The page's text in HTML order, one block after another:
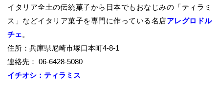
イタリア全土の伝統菓子から日本でもおなじみの「ティラミ
ス」などイタリア菓子を専門に作っている名店アレグロドル
チェ。
住所：兵庫県尼崎市塚口本町4-8-1
連絡先： 06-6428-5080
イチオシ：ティラミス